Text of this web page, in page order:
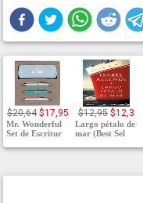
$20,64 $17,95
Mr. Wonderful
Set de Escritur
$12,95 $12,3
Largo pétalo de
mar (Best Sel